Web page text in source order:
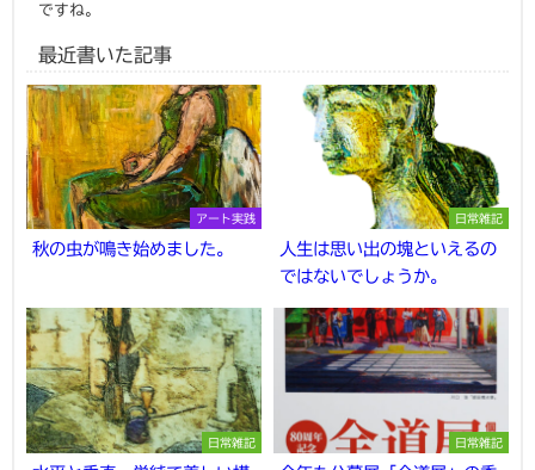
ですね。
最近書いた記事
アート実践
秋の虫が鳴き始めました。
日常雑記
人生は思い出の塊といえるの
ではないでしょうか。
日常雑記 日常雑記